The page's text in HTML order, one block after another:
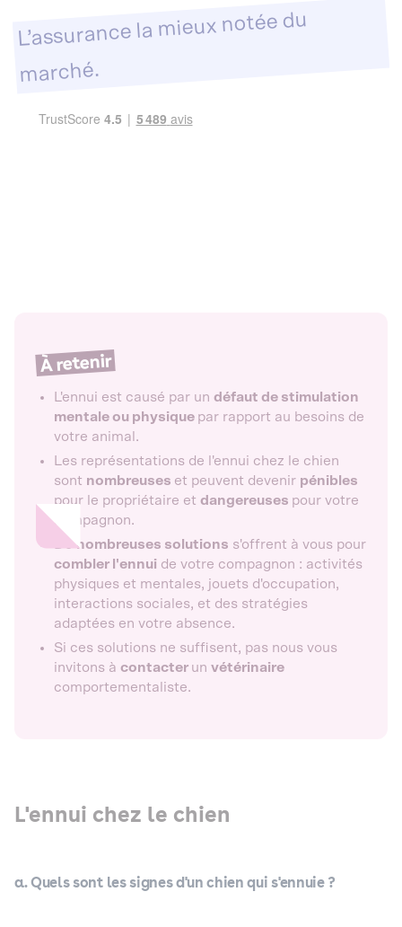
L’assurance la mieux notée du
marché.
À retenir
L'ennui est causé par un défaut de stimulation
mentale ou physique par rapport au besoins de
votre animal.
Les représentations de l'ennui chez le chien
sont nombreuses et peuvent devenir pénibles
pour le propriétaire et dangereuses pour votre
compagnon.
Denombreuses solutions s'offrent à vous pour
combler l'ennui de votre compagnon : activités
physiques et mentales, jouets d'occupation,
interactions sociales, et des stratégies
adaptées en votre absence.
Si ces solutions ne suffisent, pas nous vous
invitons à contacter un vétérinaire
comportementaliste.
L'ennui chez le chien
a. Quels sont les signes d'un chien qui s'ennuie ?